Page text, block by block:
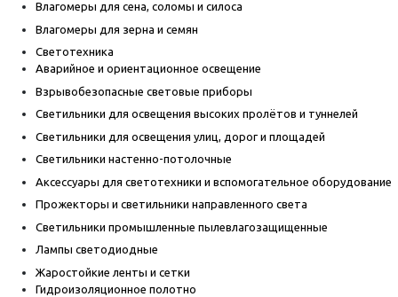
Влагомеры для сена, соломы и силоса
Влагомеры для зерна и семян
Светотехника
Аварийное и ориентационное освещение
Взрывобезопасные световые приборы
Светильники для освещения высоких пролётов и туннелей
Светильники для освещения улиц, дорог и площадей
Светильники настенно-потолочные
Аксессуары для светотехники и вспомогательное оборудование
Прожекторы и светильники направленного света
Светильники промышленные пылевлагозащищенные
Лампы светодиодные
Жаростойкие ленты и сетки
Гидроизоляционное полотно